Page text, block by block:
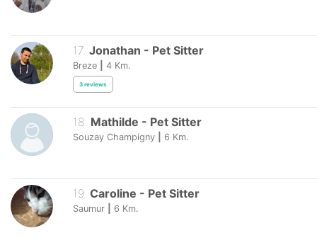
17. Jonathan - Pet Sitter
Breze 4 Km.
3 reviews
18. Mathilde - Pet Sitter
Souzay Champigny 6 Km.
19. Caroline - Pet Sitter
Saumur 6 Km.